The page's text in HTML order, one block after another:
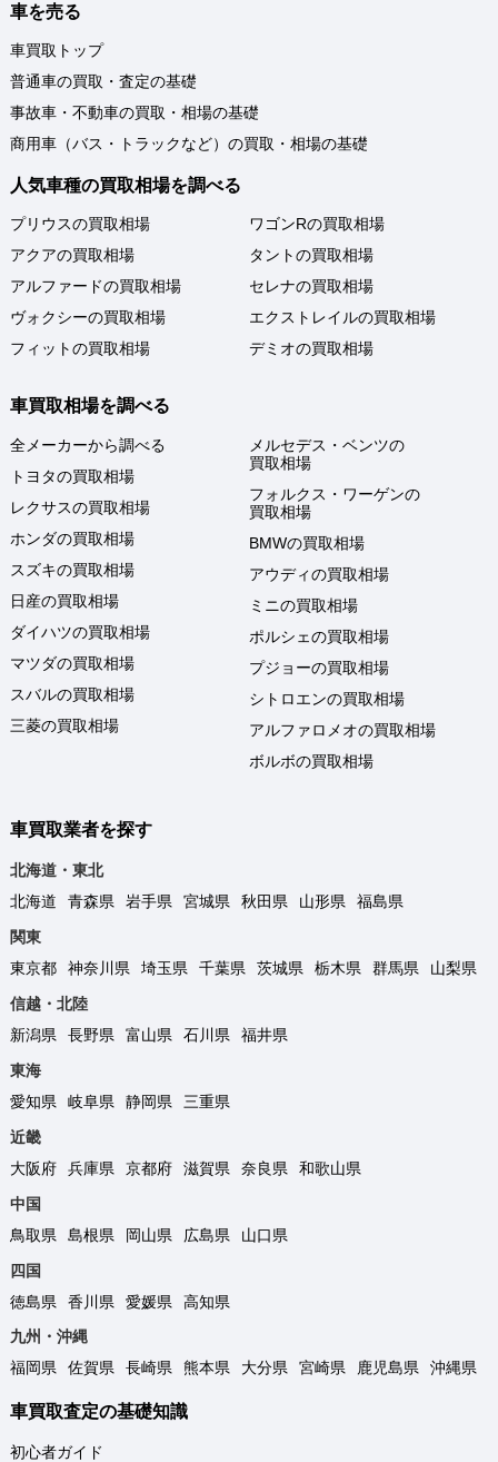
車を売る
車買取トップ
普通車の買取・査定の基礎
事故車・不動車の買取・相場の基礎
商用車（バス・トラックなど）の買取・相場の基礎
人気車種の買取相場を調べる
プリウスの買取相場
アクアの買取相場
アルファードの買取相場
ヴォクシーの買取相場
フィットの買取相場
ワゴンRの買取相場
タントの買取相場
セレナの買取相場
エクストレイルの買取相場
デミオの買取相場
車買取相場を調べる
全メーカーから調べる
トヨタの買取相場
レクサスの買取相場
ホンダの買取相場
スズキの買取相場
日産の買取相場
ダイハツの買取相場
マツダの買取相場
スバルの買取相場
三菱の買取相場
メルセデス・ベンツの
買取相場
フォルクス・ワーゲンの
買取相場
BMWの買取相場
アウディの買取相場
ミニの買取相場
ポルシェの買取相場
プジョーの買取相場
シトロエンの買取相場
アルファロメオの買取相場
ボルボの買取相場
車買取業者を探す
北海道・東北
北海道
青森県 岩手県 宮城県 秋田県 山形県
福島県
関東
東京都
神奈川県 埼玉県 千葉県 茨城県 栃木県 群馬県
山梨県
信越・北陸
新潟県
長野県 富山県 石川県
福井県
東海
愛知県
岐阜県 静岡県
三重県
近畿
大阪府
兵庫県 京都府 滋賀県 奈良県
和歌山県
中国
鳥取県
島根県 岡山県 広島県
山口県
四国
徳島県
香川県 愛媛県
高知県
九州・沖縄
福岡県
佐賀県 長崎県 熊本県 大分県 宮崎県 鹿児島県 沖縄県
車買取査定の基礎知識
初心者ガイド